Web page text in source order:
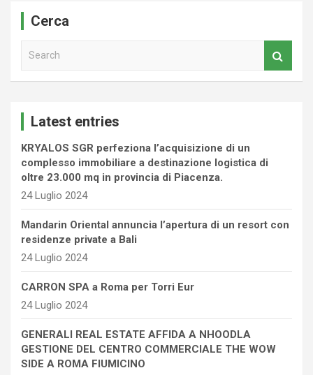
Cerca
Latest entries
KRYALOS SGR perfeziona l’acquisizione di un
complesso immobiliare a destinazione logistica di
oltre 23.000 mq in provincia di Piacenza.
24 Luglio 2024
Mandarin Oriental annuncia l’apertura di un resort con
residenze private a Bali
24 Luglio 2024
CARRON SPA a Roma per Torri Eur
24 Luglio 2024
GENERALI REAL ESTATE AFFIDA A NHOODLA
GESTIONE DEL CENTRO COMMERCIALE THE WOW
SIDE A ROMA FIUMICINO